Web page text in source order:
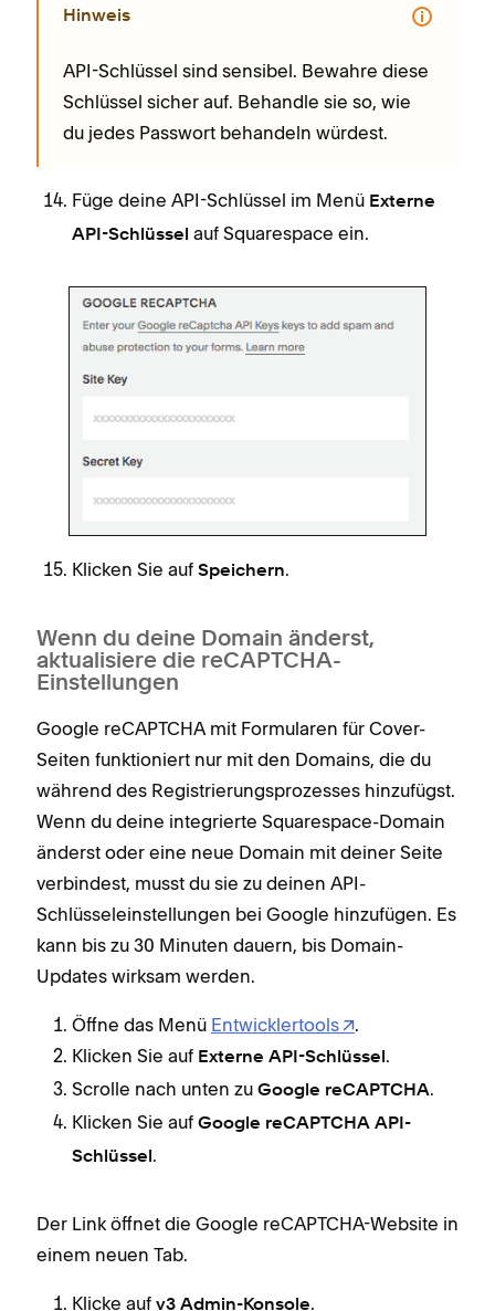
Hinweis
API-Schlüssel sind sensibel. Bewahre diese
Schlüssel sicher auf. Behandle sie so, wie
du jedes Passwort behandeln würdest.
Füge deine API-Schlüssel im Menü Externe
API-Schlüssel auf Squarespace ein.
Klicken Sie auf Speichern.
Wenn du deine Domain änderst,
aktualisiere die reCAPTCHA-
Einstellungen
Google reCAPTCHA mit Formularen für Cover-
Seiten funktioniert nur mit den Domains, die du
während des Registrierungsprozesses hinzufügst.
Wenn du deine integrierte Squarespace-Domain
änderst oder eine neue Domain mit deiner Seite
verbindest, musst du sie zu deinen API-
Schlüsseleinstellungen bei Google hinzufügen. Es
kann bis zu 30 Minuten dauern, bis Domain-
Updates wirksam werden.
Öffne das Menü Entwicklertools
.
Klicken Sie auf Externe API-Schlüssel .
Scrolle nach unten zu Google reCAPTCHA.
Klicken Sie auf Google reCAPTCHA API-
Schlüssel .
Der Link öffnet die Google reCAPTCHA-Website in
einem neuen Tab.
Klicke auf v3 Admin-Konsole.